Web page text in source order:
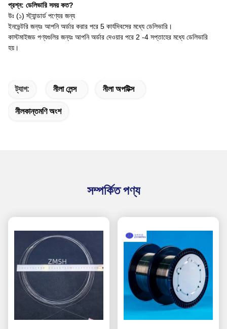
প্রশ্ন: ডেলিভারি সময় কত?
উঃ (১) স্ট্যান্ডার্ড পণ্যের জন্য
ইনভেন্টরি জন্যঃ আপনি অর্ডার করার পরে 5 কার্যদিবসের মধ্যে ডেলিভারি।
কাস্টমাইজড পণ্যগুলির জন্যঃ আপনি অর্ডার দেওয়ার পরে 2 -4 সপ্তাহের মধ্যে ডেলিভারি
হয়।
ট্যাগ: নীলা লেন্স
নীলা অপটিক্স
নীলকান্তমণি অংশ
সম্পর্কিত পণ্য